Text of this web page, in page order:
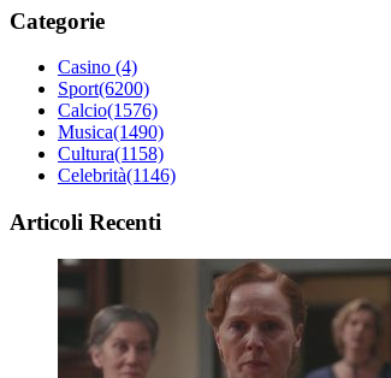
Categorie
Casino (4)
Sport(6200)
Calcio(1576)
Musica(1490)
Cultura(1158)
Celebrità(1146)
Articoli Recenti